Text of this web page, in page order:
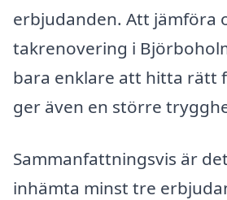
erbjudanden. Att jämföra
takrenovering i
bara enklare att hitta rätt
ger även en större
Sammanfattningsvis är
inhämta minst tre